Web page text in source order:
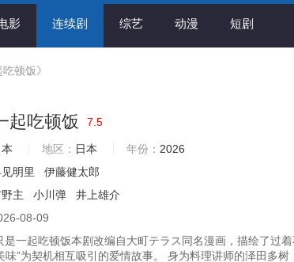
影 连续剧 综艺 动漫 短剧
顿饭》
起吃顿饭 7.5
地区： 日本 年份： 2026
明里
伊藤健太郎
主 小川弹
井上雄介
08-09
是一起吃顿饭本剧改编自大町テラス同名漫画，描绘了过
味”为契机相互吸引的爱情故事。 身为料理讲师的泽田多